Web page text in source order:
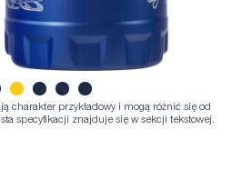
3 4 5 6
charakter przykładowy i mogą różnić się od
specyfikacji znajduje się w sekcji tekstowej.